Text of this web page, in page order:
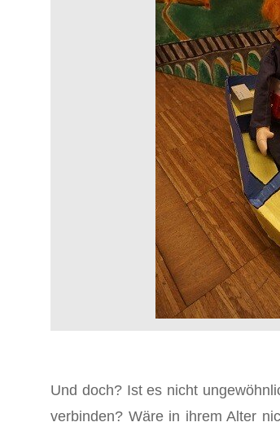
Und doch? Ist es nicht
verbinden? Wäre in ihrem Alter